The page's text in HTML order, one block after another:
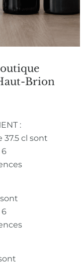
Brion
:
cl sont